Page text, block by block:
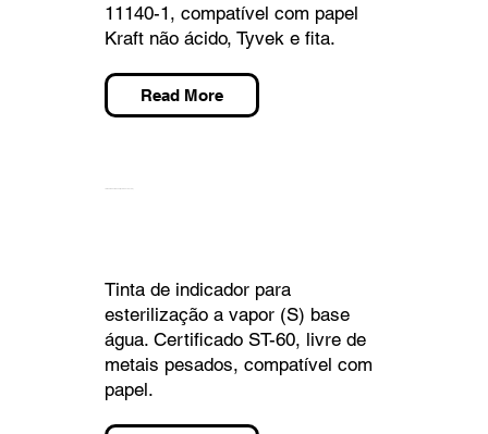
11140-1, compatível com papel
Kraft não ácido, Tyvek e fita.
Read More
Tinta de indicador para
esterilização a vapor (S) base
água. Certificado ST-60, livre de
metais pesados, compatível com
papel.